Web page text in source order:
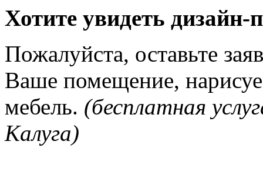
Хотите увидеть дизайн-
Пожалуйста, оставьте
Ваше помещение,
мебель. (бесплатная
Калуга)